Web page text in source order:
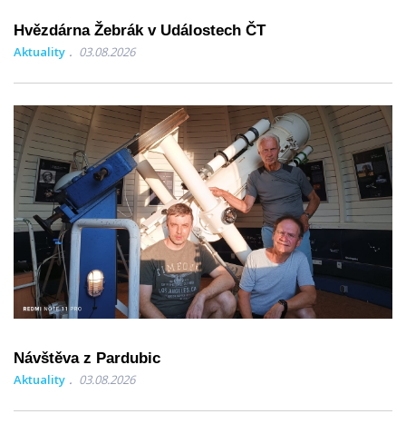
Hvězdárna Žebrák v Událostech ČT
Aktuality 03.08.2026
Návštěva z Pardubic
Aktuality 03.08.2026